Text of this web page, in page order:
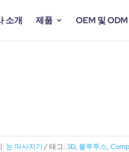
소개 제품 OEM 및 ODM
: 눈 마사지기 태그:3D, 블루투스,